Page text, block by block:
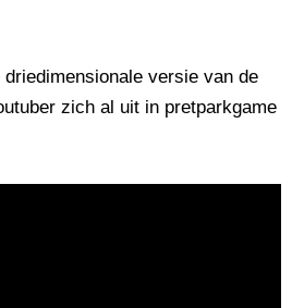
versie van de
zich al uit in pretparkgame